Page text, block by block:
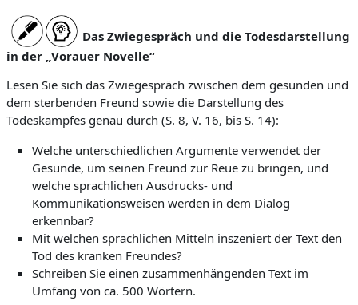
Das Zwiegespräch und die Todesdarstellung
in der „Vorauer Novelle“
Lesen Sie sich das Zwiegespräch zwischen dem gesunden und
dem sterbenden Freund sowie die Darstellung des
Todeskampfes genau durch (S. 8, V. 16, bis S. 14):
Welche unterschiedlichen Argumente verwendet der
Gesunde, um seinen Freund zur Reue zu bringen, und
welche sprachlichen Ausdrucks- und
Kommunikationsweisen werden in dem Dialog
erkennbar?
Mit welchen sprachlichen Mitteln inszeniert der Text den
Tod des kranken Freundes?
Schreiben Sie einen zusammenhängenden Text im
Umfang von ca. 500 Wörtern.